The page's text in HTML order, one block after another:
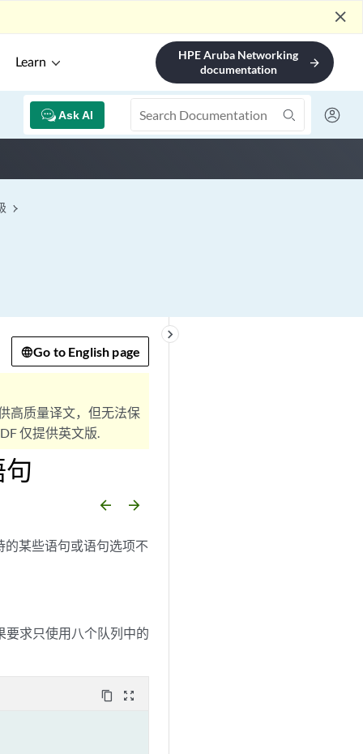
close
Learn
HPE Aruba Networking
documentation
arrow_forward
Ask AI
keyboard_arrow_right
Go to English page
高质量译文，但无法保
仅提供英文版.
arrow_backward arrow_forward
的某些语句或语句选项不
要求只使用八个队列中的
content_copy zoom_out_map